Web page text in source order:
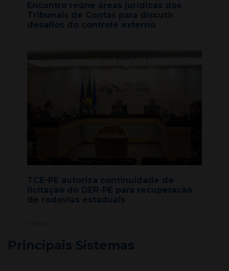
Encontro reúne áreas jurídicas dos
Tribunais de Contas para discutir
desafios do controle externo
TCE-PE autoriza continuidade de
licitação do DER-PE para recuperacão
de rodovias estaduais
Principais Sistemas